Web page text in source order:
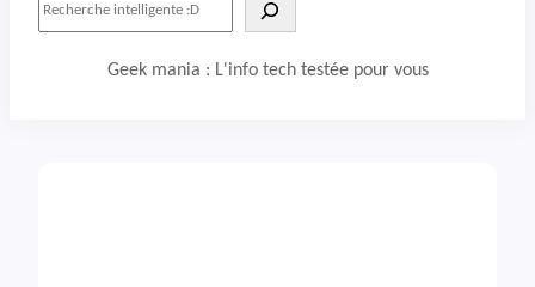
Geek mania : L'info tech testée pour vous